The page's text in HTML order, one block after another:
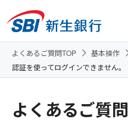
よくあるご質問TOP 基本操作
認証を使ってログインできません。
よくあるご質問